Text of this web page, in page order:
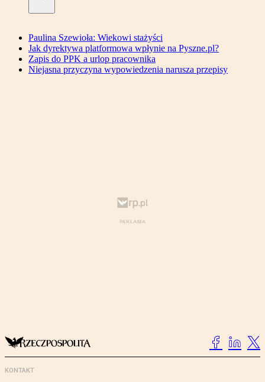
Paulina Szewioła: Wiekowi stażyści
Jak dyrektywa platformowa wpłynie na Pyszne.pl?
Zapis do PPK a urlop pracownika
Niejasna przyczyna wypowiedzenia narusza przepisy
KONTAKT